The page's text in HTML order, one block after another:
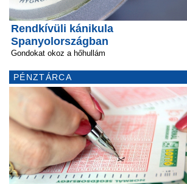
Rendkívüli kánikula
Spanyolországban
Gondokat okoz a hőhullám
PÉNZTÁRCA